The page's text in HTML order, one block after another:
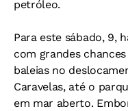
petróleo.
Para este sábado, 9,
com grandes
baleias no
Caravelas, até o
em mar aberto.